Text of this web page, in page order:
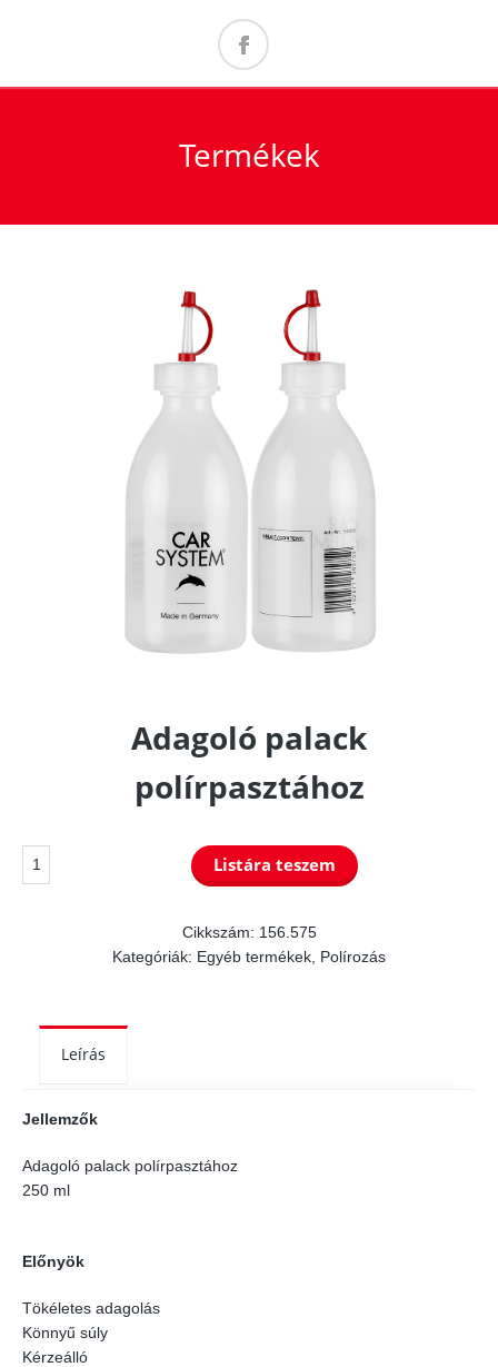
Termékek
Adagoló palack
polírpasztához
Adagoló
polírpasztához
mennyiség
Listára teszem
Cikkszám: 156.575
Kategóriák: Egyéb termékek Polírozás
Leírás
Jellemzők
Adagoló palack polírpasztához
250 ml
Előnyök
Tökéletes adagolás
Könnyű súly
Kérzeálló